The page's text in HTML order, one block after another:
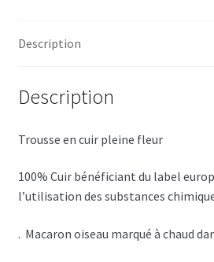
Description
Description
Trousse en cuir pleine fleur
100% Cuir bénéficiant du label
l’utilisation des substances
. Macaron oiseau marqué à chaud